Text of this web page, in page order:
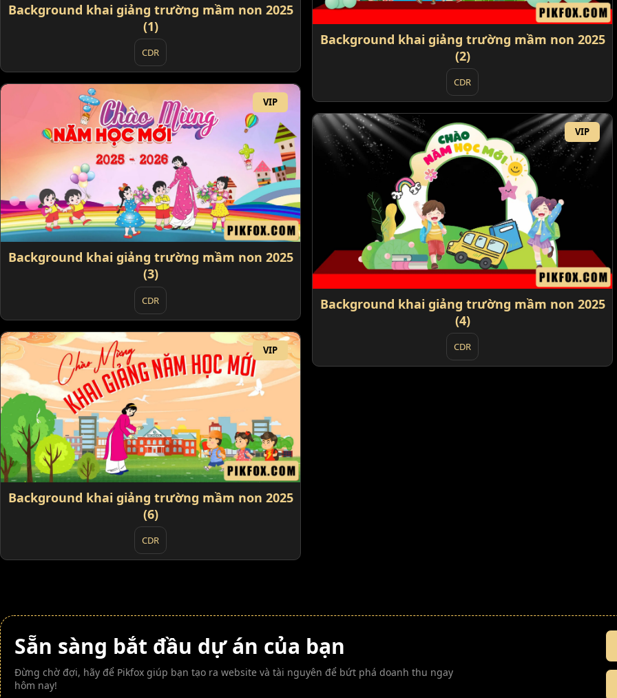
Background khai giảng trường mầm non 2025
(1)
CDR
Background khai giảng trường mầm non 2025
(2)
CDR
VIP
Background khai giảng trường mầm non 2025
(3)
CDR
VIP
Background khai giảng trường mầm non 2025
(4)
CDR
VIP
Background khai giảng trường mầm non 2025
(6)
CDR
Sẵn sàng bắt đầu dự án của bạn
Đừng chờ đợi, hãy để Pikfox giúp bạn tạo ra website và tài nguyên để bứt phá doanh thu ngay
hôm nay!